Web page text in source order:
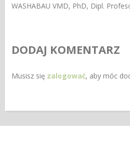
WASHABAU VMD, PhD, Dipl.
DODAJ KOMENTARZ
Musisz się zalogować, aby móc